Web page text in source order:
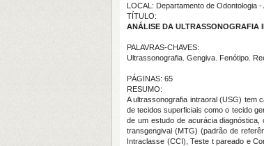
LOCAL: Departamento de Odontologia -
TÍTULO:
ANÁLISE DA ULTRASSONOGRAFIA
PALAVRAS-CHAVES:
Ultrassonografia. Gengiva. Fenótipo.
PÁGINAS: 65
RESUMO:
A ultrassonografia intraoral (USG) tem
de tecidos superficiais como o tecido
de um estudo de acurácia
transgengival (MTG) (padrão de
Intraclasse (CCI), Teste t pareado e